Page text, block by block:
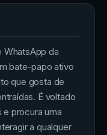
WhatsApp da
bate-papo ativo
que gosta de
É voltado
e procura uma
a qualquer